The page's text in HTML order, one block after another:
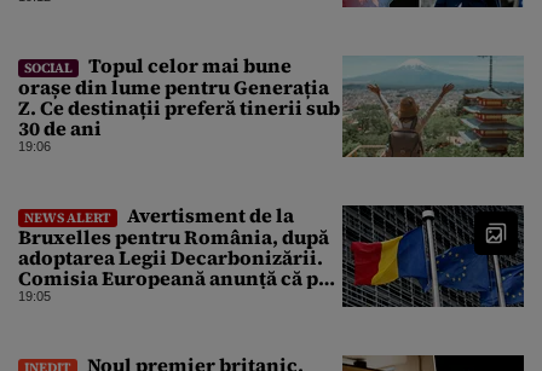
SOCIAL
Topul celor mai bune
orașe din lume pentru Generația
Z. Ce destinații preferă tinerii sub
30 de ani
19:06
NEWS ALERT
Avertisment de la
Bruxelles pentru România, după
adoptarea Legii Decarbonizării.
Comisia Europeană anunță că pot
fi „consecințe financiare”
19:05
Noul premier britanic,